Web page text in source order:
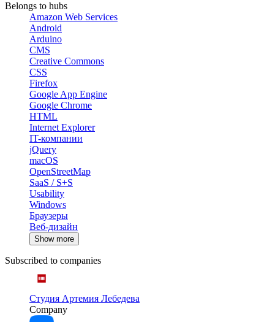
Belongs to hubs
Amazon Web Services
Android
Arduino
CMS
Creative Commons
CSS
Firefox
Google App Engine
Google Chrome
HTML
Internet Explorer
IT-компании
jQuery
macOS
OpenStreetMap
SaaS / S+S
Usability
Windows
Браузеры
Веб-дизайн
Show more
Subscribed to companies
Студия Артемия Лебедева
Company